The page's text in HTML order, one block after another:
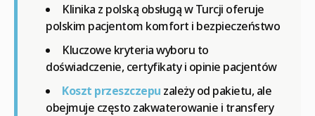
Klinika z polską obsługą w Turcji oferuje
polskim pacjentom komfort i bezpieczeństwo
Kluczowe kryteria wyboru to
doświadczenie, certyfikaty i opinie pacjentów
Koszt przeszczepu zależy od pakietu, ale
obejmuje często zakwaterowanie i transfery